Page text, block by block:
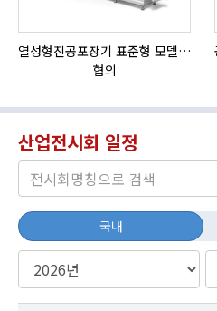
열성형진공포장기 표준형 모델 OMNIVAC S-200
협의
산업전시회 일정
국내